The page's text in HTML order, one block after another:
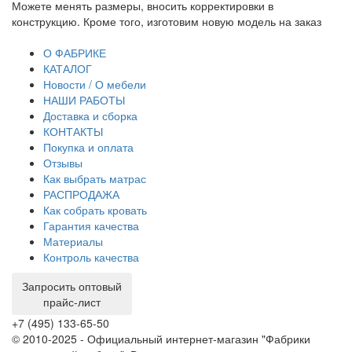
размеры, вносить корректировки в
Кроме того, изготовим новую модель на заказ
При
договор на
О ФАБРИКЕ
КАТАЛОГ
Новости / О мебели
НАШИ РАБОТЫ
Доставка и сборка
КОНТАКТЫ
Покупка и оплата
Отзывы
Как выбрать матрас
РАСПРОДАЖА
Как собрать кровать
Гарантия качества
Материалы
Контроль качества
Запросить оптовый
прайс-лист
+7 (495) 133-65-50
© 2010-2025 - Официальный интернет-магазин "Фабрики